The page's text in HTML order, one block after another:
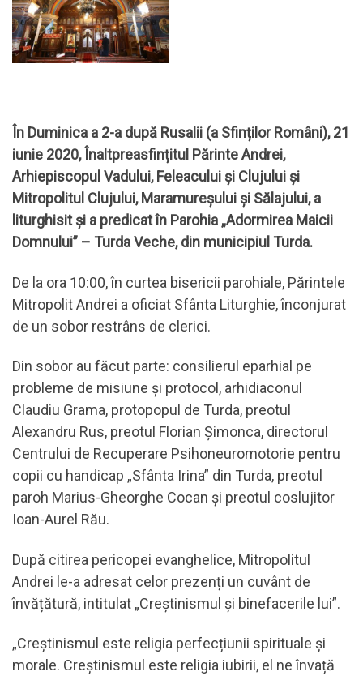
În Duminica a 2-a după Rusalii (a Sfinților Români), 21
iunie 2020, Înaltpreasfințitul Părinte Andrei,
Arhiepiscopul Vadului, Feleacului și Clujului și
Mitropolitul Clujului, Maramureșului și Sălajului, a
liturghisit și a predicat în Parohia „Adormirea Maicii
Domnului” – Turda Veche, din municipiul Turda.
De la ora 10:00, în curtea bisericii parohiale, Părintele
Mitropolit Andrei a oficiat Sfânta Liturghie, înconjurat
de un sobor restrâns de clerici.
Din sobor au făcut parte: consilierul eparhial pe
probleme de misiune și protocol, arhidiaconul
Claudiu Grama, protopopul de Turda, preotul
Alexandru Rus, preotul Florian Șimonca, directorul
Centrului de Recuperare Psihoneuromotorie pentru
copii cu handicap „Sfânta Irina” din Turda, preotul
paroh Marius-Gheorghe Cocan și preotul coslujitor
Ioan-Aurel Rău.
După citirea pericopei evanghelice, Mitropolitul
Andrei le-a adresat celor prezenți un cuvânt de
învățătură, intitulat „Creștinismul și binefacerile lui”.
„Creștinismul este religia perfecțiunii spirituale și
morale. Creștinismul este religia iubirii, el ne învață